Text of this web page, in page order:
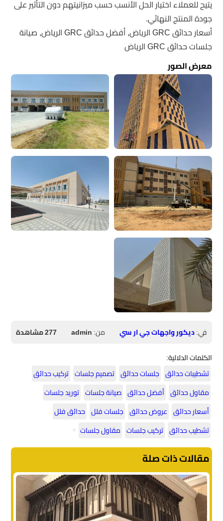
يتيح للعملاء اختيار الحل الأنسب حسب ميزانيتهم دون التأثير على
جودة المنتج النهائي.
أسعار حدائق GRC الرياض, أفضل حدائق GRC الرياض, صيانة
جلسات حدائق GRC الرياض
معرض الصور
في:ديكور واجهات جي ار سي من:admin
277 مشاهدة
الكلمات الدلالية:
تشطيبات حدائق جلسات حدائق تصميم جلسات تركيب حدائق
مقاول حدائق أفضل حدائق صيانة جلسات توريد جلسات
أسعار حدائق عروض حدائق جلسات فلل حدائق فلل
تشطيب حدائق تركيب جلسات مقاول جلسات
مقالات ذات صلة